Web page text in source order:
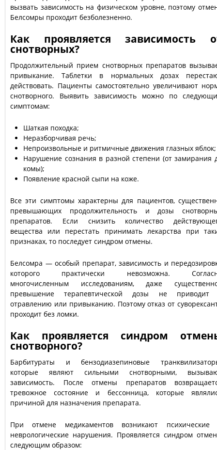
вызвать зависимость на физическом уровне, поэтому
Белсомры проходит безболезненно.
Как проявляется зависимость
снотворных?
Продолжительный прием снотворных препаратов
привыкание. Таблетки в нормальных дозах
действовать. Пациенты самостоятельно увеличивают
снотворного. Выявить зависимость можно по
симптомам:
Шаткая походка;
Неразборчивая речь;
Непроизвольные и ритмичные движения глазных яблок;
Нарушение сознания в разной степени (от замирания
комы);
Появление красной сыпи на коже.
Все эти симптомы характерны для пациентов,
превышающих продолжительность и дозы
препаратов. Если снизить количество
вещества или перестать принимать лекарства при
признаках, то последует синдром отмены.
Белсомра — особый препарат, зависимость и
которого практически невозможна.
многочисленным исследованиям, даже
превышение терапевтической дозы не приводит
отравлению или привыканию. Поэтому отказ от
проходит без ломки.
Как проявляется синдром
снотворного?
Барбитураты и бензодиазепиновые
которые являют сильными снотворными,
зависимость. После отмены препаратов
тревожное состояние и бессонница, которые
причиной для назначения препарата.
При отмене медикаментов возникают психические
неврологические нарушения. Проявляется синдром
следующим образом: